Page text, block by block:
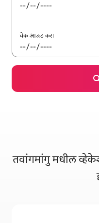
चेक आऊट करा
तवांगमांगु मधील